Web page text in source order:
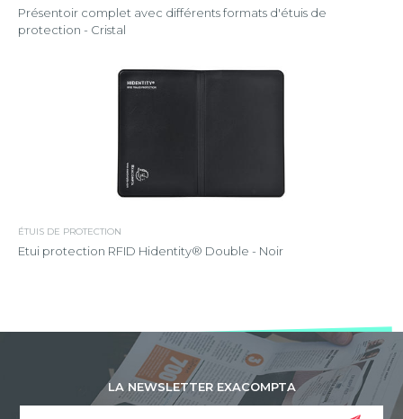
Présentoir complet avec différents formats d'étuis de
protection - Cristal
ÉTUIS DE PROTECTION
Etui protection RFID Hidentity® Double - Noir
LA NEWSLETTER EXACOMPTA